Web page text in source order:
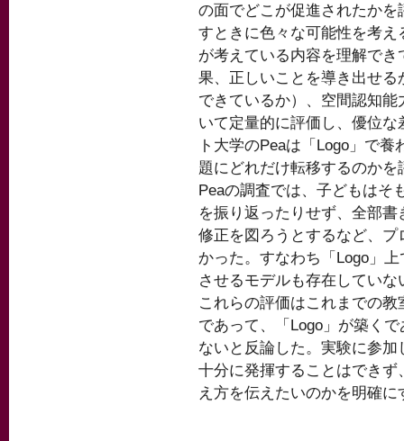
の面でどこが促進されたか
すときに色々な可能性を考
が考えている内容を理解で
果、正しいことを導き出せ
できているか）、空間認知
いて定量的に評価し、優位
ト大学のPeaは「Logo」で
題にどれだけ転移するのか
Peaの調査では、子どもはそ
を振り返ったりせず、全部
修正を図ろうとするなど、
かった。すなわち「Logo」
させるモデルも存在してい
これらの評価はこれまでの
であって、「Logo」が築く
ないと反論した。実験に参
十分に発揮することはでき
え方を伝えたいのかを明確